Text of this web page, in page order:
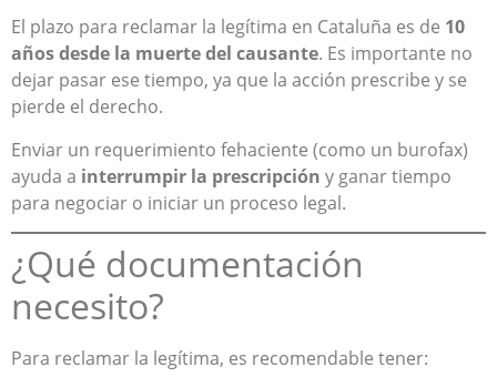
El plazo para reclamar la legítima en Cataluña es de 10
años desde la muerte del causante. Es importante no
dejar pasar ese tiempo, ya que la acción prescribe y se
pierde el derecho.
Enviar un requerimiento fehaciente (como un burofax)
ayuda a interrumpir la prescripción y ganar tiempo
para negociar o iniciar un proceso legal.
¿Qué documentación
necesito?
Para reclamar la legítima, es recomendable tener: